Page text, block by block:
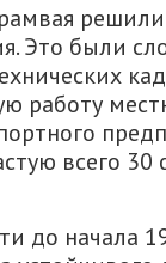
Это были
работу
всего 30
до начала